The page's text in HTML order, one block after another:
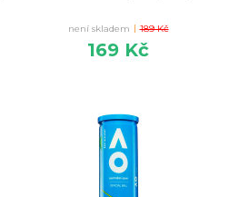
není skladem | 189 Kč
169 Kč